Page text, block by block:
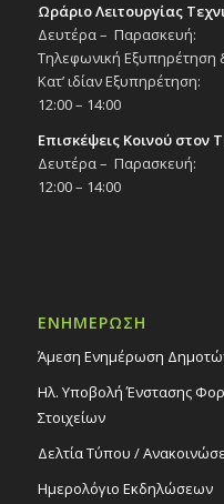
ΝΟΕ
23
Vartan
Duration 22 – 23/11/24,
20:00
10:00-13:00
ΝΟΕ
23
Δημοτικό
23
Vartan
Πολιτιστικό
Ωράριο Λειτουργίας
Δευτέρα – Παρασκευή:
Τηλεφωνική Εξυπηρέτηση
Κατ’ ιδίαν Εξυπηρέτηση:
12:00 – 14:00
Επισκέψεις Κοινού στον
Δευτέρα – Παρασκευή:
12:00 – 14:00
ΕΝΗΜΕΡΩΣΗ
Άμεση Ενημέρωση
Ηλ. Υποβολή Ένστασης
Στοιχείων
Δελτία Τύπου /
Ημερολόγιο Εκδηλώσεων